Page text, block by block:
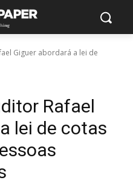
Giguer abordará a lei de
Rafael
lei de cotas